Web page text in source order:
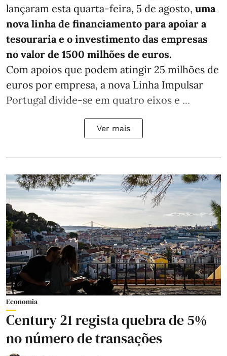
lançaram esta quarta-feira, 5 de agosto, uma
nova linha de financiamento para apoiar a
tesouraria e o investimento das empresas
no valor de 1500 milhões de euros.
Com apoios que podem atingir 25 milhões de
euros por empresa, a nova Linha Impulsar
Portugal divide-se em quatro eixos e ...
Ver mais
Economia
Century 21 regista quebra de 5%
no número de transações